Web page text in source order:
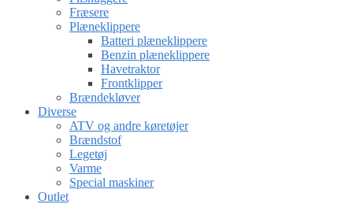
Fræsere
Plæneklippere
Batteri plæneklippere
Benzin plæneklippere
Havetraktor
Frontklipper
Brændekløver
Diverse
ATV og andre køretøjer
Brændstof
Legetøj
Varme
Special maskiner
Outlet